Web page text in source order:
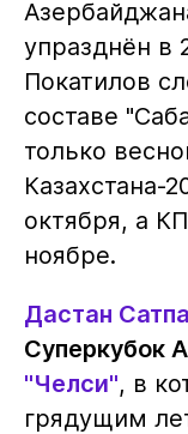
упразднён в
Покатилов
составе
только
Казахстана-
октября, а
ноябре.
Дастан
Суперкубок
"Челси", в
грядущим